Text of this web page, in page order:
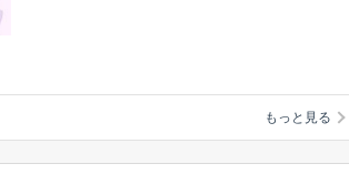
もっと見る